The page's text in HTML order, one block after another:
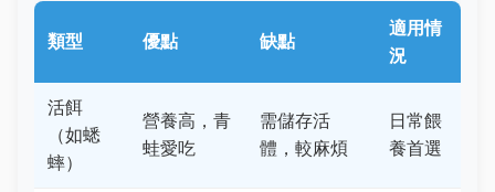
類型 優點 缺點
適用情
況
活餌
（如蟋
蟀）
營養高，青
蛙愛吃
需儲存活
體，較麻煩
日常餵
養首選